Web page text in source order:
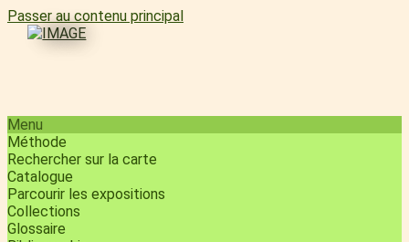
Passer au contenu principal
Menu
Méthode
Rechercher sur la carte
Catalogue
Parcourir les expositions
Collections
Glossaire